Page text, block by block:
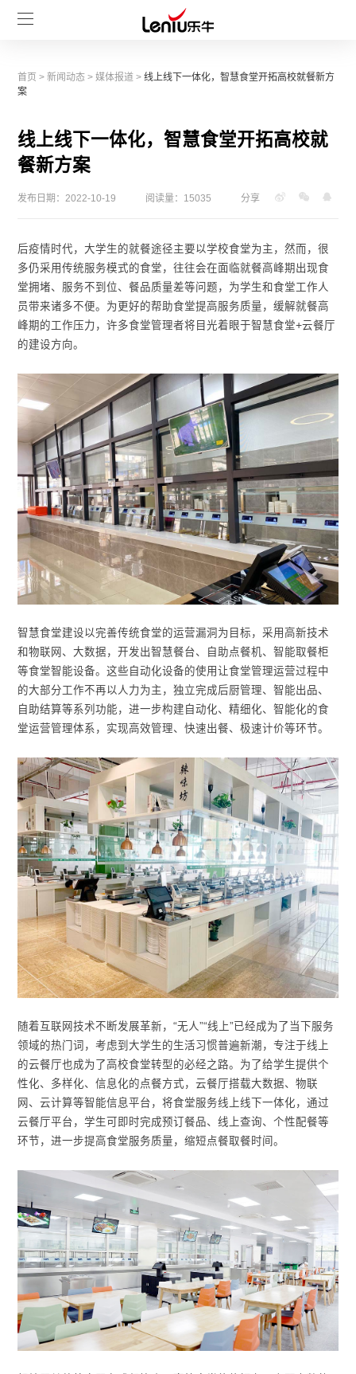
首页 >新闻动态 >媒体报道 >线上线下一体化，智慧食堂开拓高校就餐新方
案
线上线下一体化，智慧食堂开拓高校就
餐新方案
发布日期：2022-10-19 阅读量：15035 分享
后疫情时代，大学生的就餐途径主要以学校食堂为主，然而，很
多仍采用传统服务模式的食堂，往往会在面临就餐高峰期出现食
堂拥堵、服务不到位、餐品质量差等问题，为学生和食堂工作人
员带来诸多不便。为更好的帮助食堂提高服务质量，缓解就餐高
峰期的工作压力，许多食堂管理者将目光着眼于智慧食堂+云餐厅
的建设方向。
智慧食堂建设以完善传统食堂的运营漏洞为目标，采用高新技术
和物联网、大数据，开发出智慧餐台、自助点餐机、智能取餐柜
等食堂智能设备。这些自动化设备的使用让食堂管理运营过程中
的大部分工作不再以人力为主，独立完成后厨管理、智能出品、
自助结算等系列功能，进一步构建自动化、精细化、智能化的食
堂运营管理体系，实现高效管理、快速出餐、极速计价等环节。
随着互联网技术不断发展革新，“无人”“线上”已经成为了当下服务
领域的热门词，考虑到大学生的生活习惯普遍新潮，专注于线上
的云餐厅也成为了高校食堂转型的必经之路。为了给学生提供个
性化、多样化、信息化的点餐方式，云餐厅搭载大数据、物联
网、云计算等智能信息平台，将食堂服务线上线下一体化，通过
云餐厅平台，学生可即时完成预订餐品、线上查询、个性配餐等
环节，进一步提高食堂服务质量，缩短点餐取餐时间。